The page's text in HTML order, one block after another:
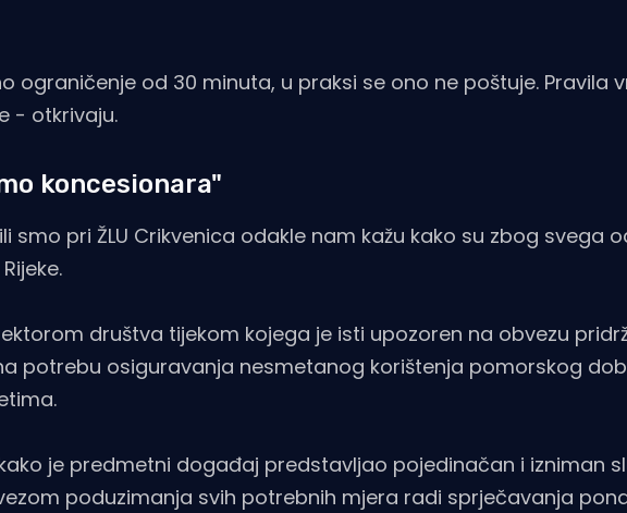
ograničenje od 30 minuta, u praksi se ono ne poštuje. Pravila
- otkrivaju.
koncesionara"
smo pri ŽLU Crikvenica odakle nam kažu kako su zbog svega
društva tijekom kojega je isti upozoren na obvezu
potrebu osiguravanja nesmetanog korištenja pomorskog
je predmetni događaj predstavljao pojedinačan i izniman
poduzimanja svih potrebnih mjera radi sprječavanja